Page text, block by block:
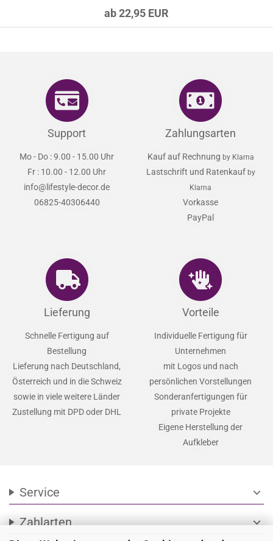
ab 22,95 EUR
Support
Mo - Do : 9.00 - 15.00 Uhr
Fr : 10.00 - 12.00 Uhr
info@lifestyle-decor.de
06825-40306440
Zahlungsarten
Kauf auf Rechnung by Klarna
Lastschrift und Ratenkauf by
Klarna
Vorkasse
PayPal
Lieferung
Schnelle Fertigung auf
Bestellung
Lieferung nach Deutschland,
Österreich und in die Schweiz
sowie in viele weitere Länder
Zustellung mit DPD oder DHL
Vorteile
Individuelle Fertigung für
Unternehmen
mit Logos und nach
persönlichen Vorstellungen
Sonderanfertigungen für
private Projekte
Eigene Herstellung der
Aufkleber
Service expand_more
Zahlarten expand_more